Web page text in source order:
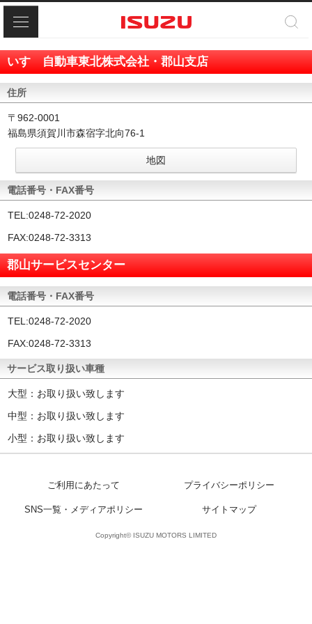
いすゞ自動車東北株式会社・郡山支店
住所
〒962-0001
福島県須賀川市森宿字北向76-1
地図
電話番号・FAX番号
TEL:0248-72-2020
FAX:0248-72-3313
郡山サービスセンター
電話番号・FAX番号
TEL:0248-72-2020
FAX:0248-72-3313
サービス取り扱い車種
大型：お取り扱い致します
中型：お取り扱い致します
小型：お取り扱い致します
ご利用にあたって プライバシーポリシー
SNS一覧・メディアポリシー サイトマップ
Copyright© ISUZU MOTORS LIMITED